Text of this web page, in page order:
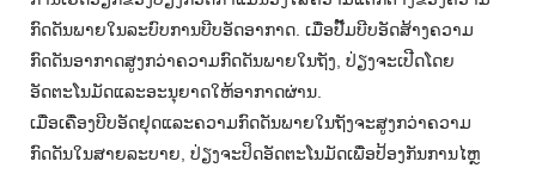
ກົດດັນພາຍໃນລະບົບການບີບອັດອາກາດ. ເມື່ອປັ໊ມບີບອັດສ້າງຄວາມ
ກົດດັນອາກາດສູງກວ່າຄວາມກົດດັນພາຍໃນຖັງ, ປ່ຽງຈະເປີດໂດຍ
ອັດຕະໂນມັດແລະອະນຸຍາດໃຫ້ອາກາດຜ່ານ.
ເມື່ອເຄື່ອງບີບອັດຢຸດແລະຄວາມກົດດັນພາຍໃນຖັງຈະສູງກວ່າຄວາມ
ກົດດັນໃນສາຍລະບາຍ, ປ່ຽງຈະປິດອັດຕະໂນມັດເພື່ອປ້ອງກັນການໄຫຼ